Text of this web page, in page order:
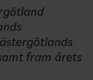
fram årets